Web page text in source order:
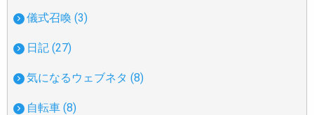
儀式召喚 (3)
日記 (27)
気になるウェブネタ (8)
自転車 (8)